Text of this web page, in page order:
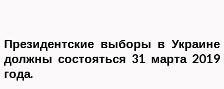
Президентские выборы в Украине
должны состояться 31 марта 2019
года.